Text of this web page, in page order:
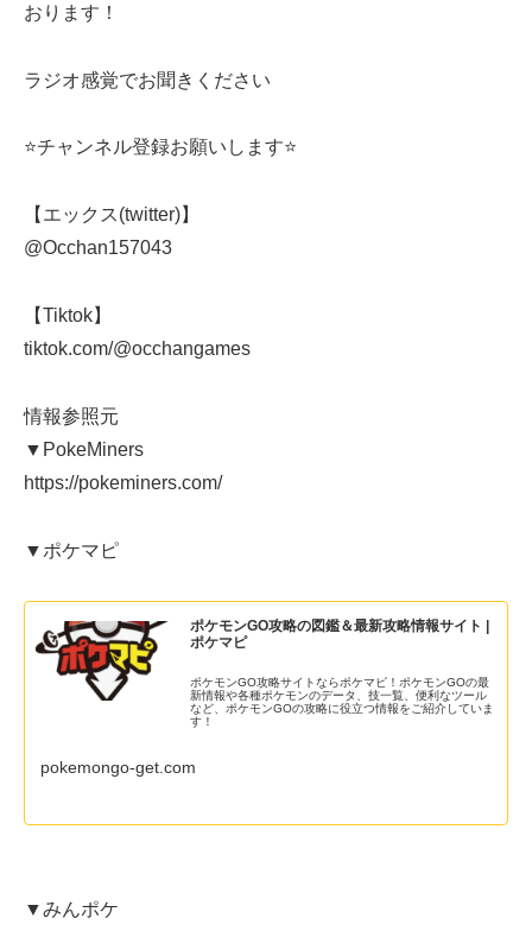
おります！
ラジオ感覚でお聞きください
⭐️チャンネル登録お願いします⭐️
【エックス(twitter)】
@Occhan157043
【Tiktok】
tiktok.com/@occhangames
情報参照元
▼PokeMiners
https://pokeminers.com/
▼ポケマピ
ポケモンGO攻略の図鑑＆最新攻略情報サイト |
ポケマピ
ポケモンGO攻略サイトならポケマピ！ポケモンGOの最
新情報や各種ポケモンのデータ、技一覧、便利なツール
など、ポケモンGOの攻略に役立つ情報をご紹介していま
す！
pokemongo-get.com
▼みんポケ